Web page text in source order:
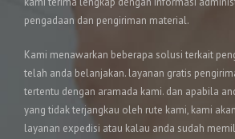
pengadaan dan pengiriman material.
Kami menawarkan beberapa solusi terkait
telah anda belanjakan. layanan gratis
tertentu dengan aramada kami. dan apabila
yang tidak terjangkau oleh rute kami, kami
layanan expedisi atau kalau anda sudah